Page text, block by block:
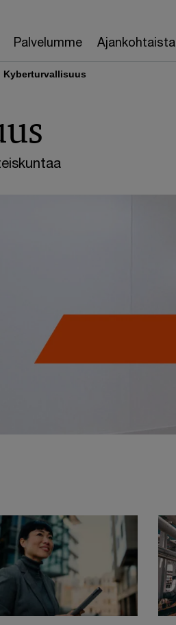
Palvelumme Ajankohtaista
Kyberturvallisuus